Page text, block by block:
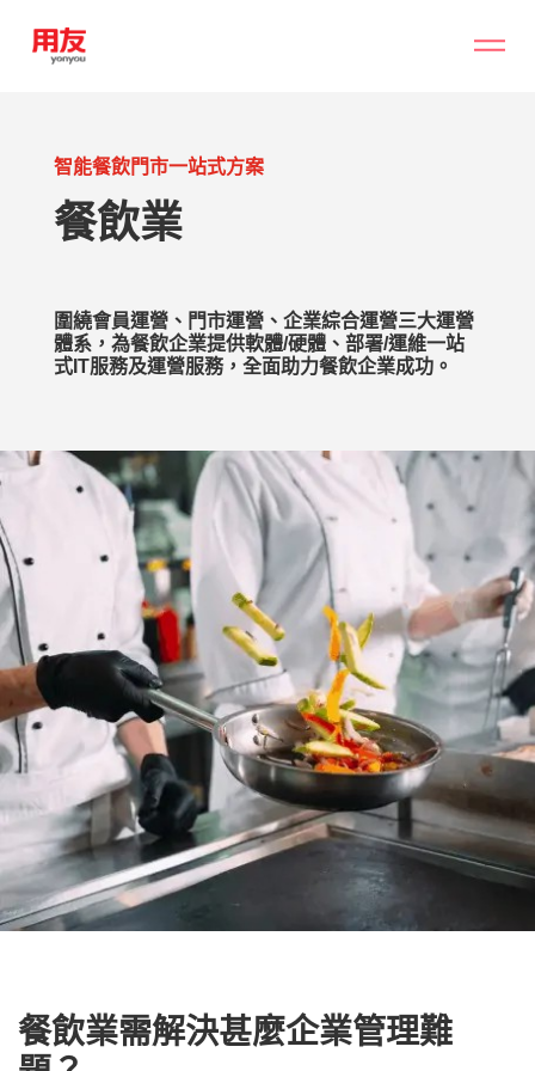
智能餐飲門市一站式方案
餐飲業
圍繞會員運營、門市運營、企業綜合運營三大運營
體系，為餐飲企業提供軟體/硬體、部署/運維一站
式IT服務及運營服務，全面助力餐飲企業成功。
餐飲業需解決甚麼企業管理難